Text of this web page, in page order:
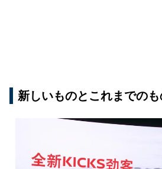
新しいものとこれまでの